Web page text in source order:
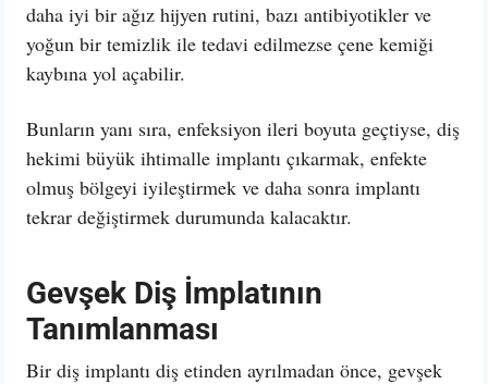
daha iyi bir ağız hijyen rutini, bazı antibiyotikler ve
yoğun bir temizlik ile tedavi edilmezse çene kemiği
kaybına yol açabilir.
Bunların yanı sıra, enfeksiyon ileri boyuta geçtiyse, diş
hekimi büyük ihtimalle implantı çıkarmak, enfekte
olmuş bölgeyi iyileştirmek ve daha sonra implantı
tekrar değiştirmek durumunda kalacaktır.
Gevşek Diş İmplatının
Tanımlanması
Bir diş implantı diş etinden ayrılmadan önce, gevşek